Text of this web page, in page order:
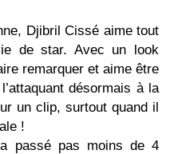
Djibril Cissé aime tout
de star. Avec un look
remarquer et aime être
désormais à la
un clip, surtout quand il
!
a passé pas moins de 4